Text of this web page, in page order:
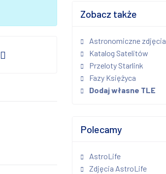
Zobacz także
Astronomiczne zdjęcia
Katalog Satelitów
Przeloty Starlink
Fazy Księżyca
Dodaj własne TLE
Polecamy
AstroLife
Zdjęcia AstroLife